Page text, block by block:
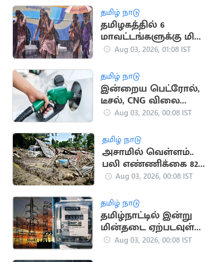
ஆர்ப்பாட்டம்
தமிழ் நாடு
தமிழகத்தில் 6
மாவட்டங்களுக்கு மிக
கனமழை எச்சரிக்கை
Aug 03, 2026, 01:08 IST
தமிழ் நாடு
இன்றைய பெட்ரோல்,
டீசல், CNG விலை
நிலவரம்
Aug 03, 2026, 00:08 IST
தமிழ் நாடு
அசாமில் வெள்ளம்..
பலி எண்ணிக்கை 82
ஆக உயர்வு
Aug 03, 2026, 00:08 IST
தமிழ் நாடு
தமிழ்நாட்டில் இன்று
மின்தடை ஏற்படவுள்ள
பகுதிகள்
Aug 03, 2026, 00:08 IST